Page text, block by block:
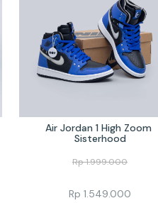
Air Jordan 1 High Zoom
Sisterhood
Rp1.999.000
Rp 1.549.000